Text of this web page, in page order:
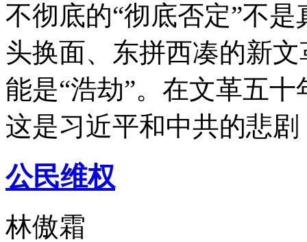
不彻底的“彻底否定”不
头换面、东拼西凑的新
能是“浩劫”。在文革五
这是习近平和中共的悲
公民维权
林傲霜